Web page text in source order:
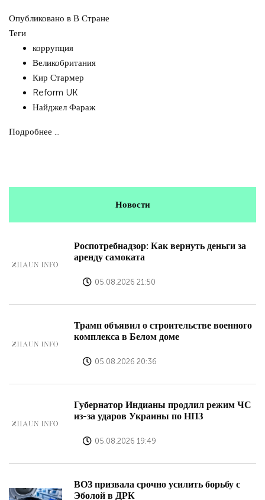
Опубликовано в В Стране
Теги
коррупция
Великобритания
Кир Стармер
Reform UK
Найджел Фараж
Подробнее ...
Новости
Роспотребнадзор: Как вернуть деньги за
аренду самоката
05.08.2026 21:50
Трамп объявил о строительстве военного
комплекса в Белом доме
05.08.2026 20:36
Губернатор Индианы продлил режим ЧС
из-за ударов Украины по НПЗ
05.08.2026 19:49
ВОЗ призвала срочно усилить борьбу с
Эболой в ДРК